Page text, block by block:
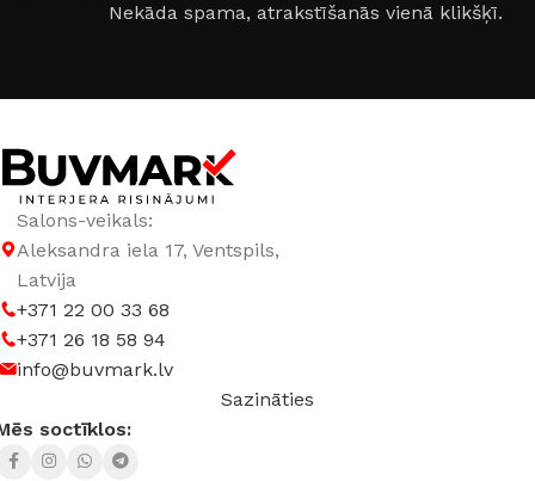
Nekāda spama, atrakstīšanās vienā klikšķī.
Salons-veikals:
Aleksandra iela 17, Ventspils,
Latvija
+371 22 00 33 68
+371 26 18 58 94
info@buvmark.lv
Sazināties
soctīklos: